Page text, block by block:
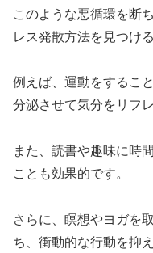
このような悪循環を断
レス発散方法を見つけ
例えば、運動をするこ
分泌させて気分をリフ
また、読書や趣味に時
ことも効果的です。
さらに、瞑想やヨガを
ち、衝動的な行動を抑